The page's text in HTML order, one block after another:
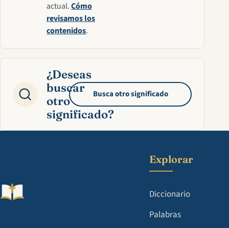
actual.Cómo
revisamos los
contenidos.
¿Deseas
buscar
otro
significado?
Busca otro significado
Explorar
Diccionario
Palabras